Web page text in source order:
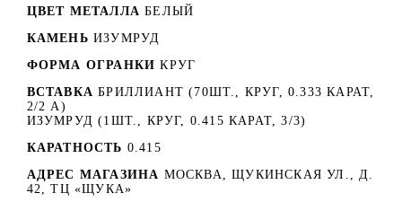
ЦВЕТ МЕТАЛЛА БЕЛЫЙ
КАМЕНЬ ИЗУМРУД
ФОРМА ОГРАНКИ КРУГ
ВСТАВКА БРИЛЛИАНТ (70ШТ., КРУГ, 0.333 КАРАТ,
2/2 А)
ИЗУМРУД (1ШТ., КРУГ, 0.415 КАРАТ, 3/3)
КАРАТНОСТЬ 0.415
АДРЕС МАГАЗИНА МОСКВА, ЩУКИНСКАЯ УЛ., Д.
42, ТЦ «ЩУКА»